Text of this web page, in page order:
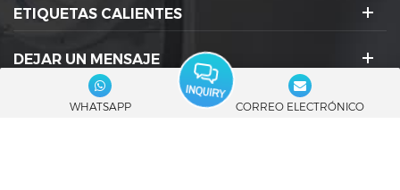
ETIQUETAS CALIENTES
DEJAR UN MENSAJE
ICONOS SOCIALES :
WHATSAPP CORREO ELECTRÓNICO